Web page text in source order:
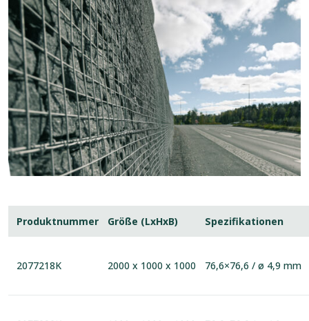
Produktnummer Größe (LxHxB) Spezifikationen
2077218K 2000 x 1000 x 1000 76,6×76,6 / ø 4,9 mm